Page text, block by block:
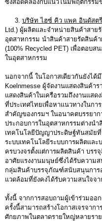
ซึ่งสอดคล้องกับแนวโน้มพฤติกรรม
3. บริษัท ไฮซ์ คิว แพค อินดัสต
Ltd.) ผู้ผลิตและจำหน่ายสินค้าสาย
อุตสาหกรรม นำสินค้าสายรัดสินค้
(100% Recycled PET) เพื่อตอบส
ในอุตสาหกรรม
นอกจากนี้ ในโอกาสเดียวกันยังได้
Koelnmesse ผู้จัดงานแสดงสินค้
แสดงสินค้าในเครือรวมถึงงานแสด
ที่ประเทศไทยเพื่อหาแนวทางในก
สำคัญของกรมฯ ในอนาคตบรรยา
ประกอบการในอุตสาหกรรมต่างน
เทคโนโลยีปัญญาประดิษฐ์ทันสมัยที่
ระบบเทคโนโลยีระบบการผลิตแล
ครบวงจรตั้งแต่การผลิตสินค้า บรร
อาศัยแรงงานมนุษย์ซึ่งได้รับความ
กลุ่มสินค้าบรรจุภัณฑ์สนับสนุนการ
แวดล้อมที่ยังคงได้รับความสนใจจา
ทั้งนี้ จากการสอบถามผู้เข้าร่วมออ
ครั้งนี้สามารถสร้างโอกาสเจรจาก
ศักยภาพในตลาดรายใหญ่หลายรา